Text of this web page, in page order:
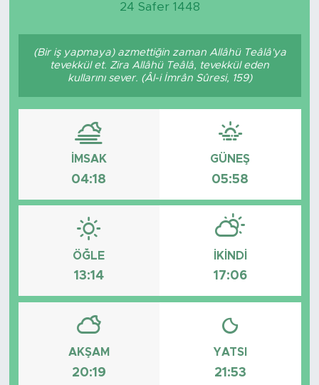
24 Safer 1448
(Bir iş yapmaya) azmettiğin zaman Allâhü Teâlâ'ya
tevekkül et. Zira Allâhü Teâlâ, tevekkül eden
kullarını sever. (Âl-i İmrân Sûresi, 159)
İMSAK
04:18
GÜNEŞ
05:58
ÖĞLE
13:14
İKINDI
17:06
AKŞAM
20:19
YATSI
21:53